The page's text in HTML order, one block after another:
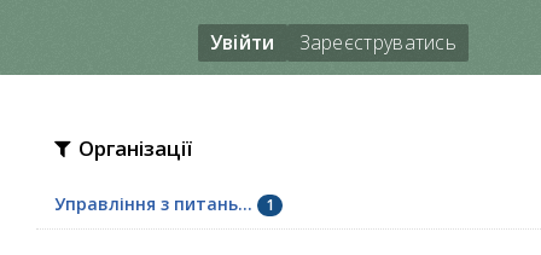
Увійти Зареєструватись
Організації
Управління з питань... 1